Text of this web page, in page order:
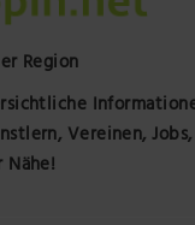
Region
Vereinen,